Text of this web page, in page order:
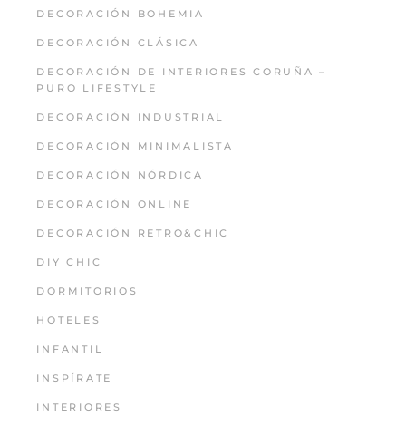
DECORACIÓN BOHEMIA
DECORACIÓN CLÁSICA
DECORACIÓN DE INTERIORES CORUÑA –
PURO LIFESTYLE
DECORACIÓN INDUSTRIAL
DECORACIÓN MINIMALISTA
DECORACIÓN NÓRDICA
DECORACIÓN ONLINE
DECORACIÓN RETRO&CHIC
DIY CHIC
DORMITORIOS
HOTELES
INFANTIL
INSPÍRATE
INTERIORES